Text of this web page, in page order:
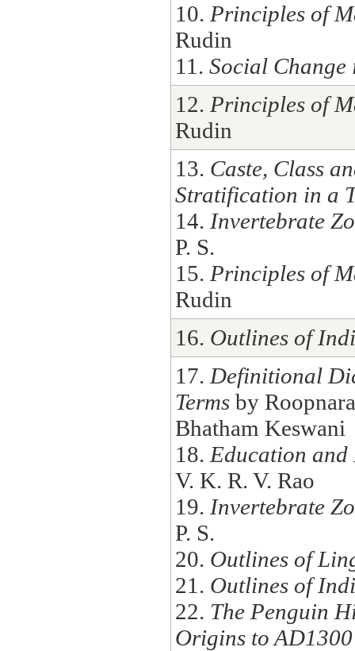
10. Principles of
Rudin
11. Social
12. Principles of
Rudin
13. Caste, Class
Stratification in a
14. Invertebrate
P. S.
15. Principles of
Rudin
16. Outlines of
17. Definitional
Terms by
Bhatham Keswani
18. Education and
V. K. R. V. Rao
19. Invertebrate
P. S.
20. Outlines of
21. Outlines of
22. The Penguin
Origins to AD1300